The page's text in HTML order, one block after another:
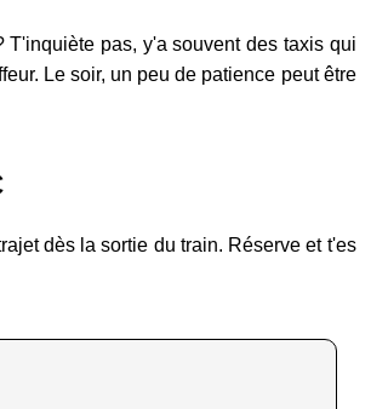
pas, y'a souvent des taxis qui
Le soir, un peu de patience peut être
dès la sortie du train. Réserve et t'es